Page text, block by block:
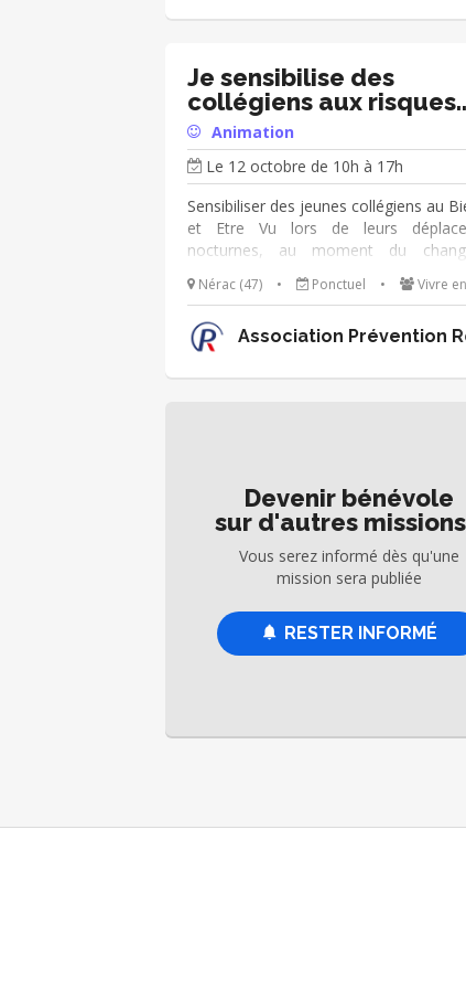
reviendrons vers vous très vite
UNICEF, l'anniversaire de la CIDE
novembre, la consultation nationale..
Je sensibilise des
collégiens aux risques
routiers
Animation
Le 12 octobre de 10h à 17h
Sensibiliser des jeunes collégiens au
et Etre Vu lors de leurs
nocturnes, au moment du
d'heure. Focus sur les déplacement
trottinettes, et piéton. L'action aura
parallèle du cross.
Nérac (47) • Ponctuel • Vivre
Association Prévention
Devenir bénévole
sur d'autres missions
Vous serez informé dès qu'une
mission sera publiée
RESTER INFORMÉ